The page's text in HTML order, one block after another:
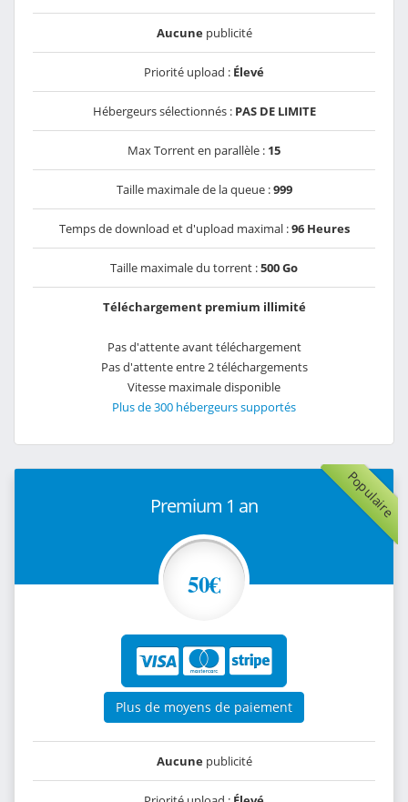
Aucunepublicité
Priorité upload : Élevé
Hébergeurs sélectionnés : PAS DE LIMITE
Max Torrent en parallèle : 15
Taille maximale de la queue :999
Temps de download et d'upload maximal :96 Heures
Taille maximale du torrent :500 Go
Téléchargement premium illimité
Pas d'attente avant téléchargement
Pas d'attente entre 2 téléchargements
Vitesse maximale disponible
Plus de 300 hébergeurs supportés
Populaire
Premium 1 an
50€
Plus de moyens de paiement
Aucunepublicité